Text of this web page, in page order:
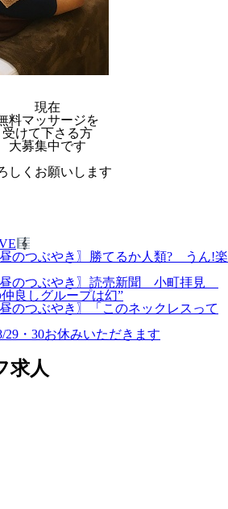
現在
料マッサージを
受けて下さる方
大募集中です
しくお願いします
昼のつぶやき〗勝てるか人類? うん!楽
昼のつぶやき〗読売新聞 小町拝見
良しグループは幻”
昼のつぶやき〗「このネックレスって
29・30お休みいただきます
求人